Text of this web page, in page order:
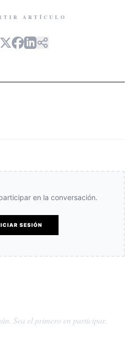
ARTÍCULO
en la conversación.
SESIÓN
Sea el primero en participar.